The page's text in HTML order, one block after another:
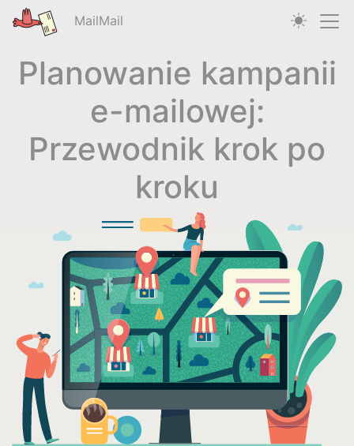
MailMail
Planowanie kampanii
e-mailowej:
Przewodnik krok po
kroku